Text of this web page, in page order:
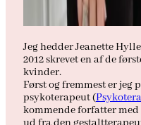
Jeg hedder Jeanette
2012 skrevet en af de
kvinder.
Først og fremmest er jeg
psykoterapeut (
kommende forfatter med